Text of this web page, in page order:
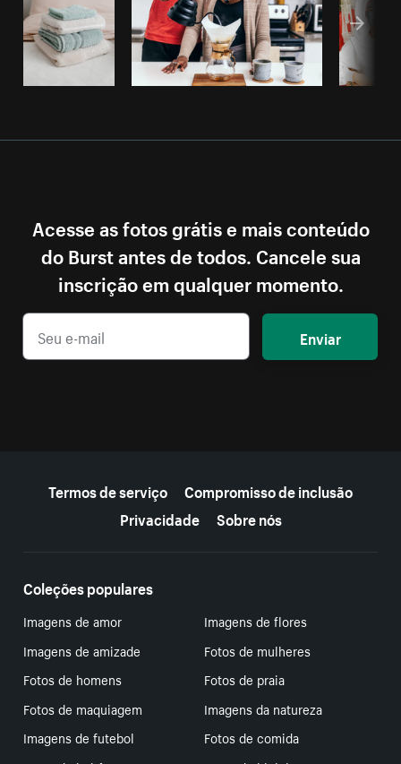
Acesse as fotos grátis e mais conteúdo
do Burst antes de todos. Cancele sua
inscrição em qualquer momento.
Enviar
Termos de serviço
Compromisso de inclusão
Privacidade
Sobre nós
Coleções populares
Imagens de amor
Imagens de flores
Imagens de amizade
Fotos de mulheres
Fotos de homens
Fotos de praia
Fotos de maquiagem
Imagens da natureza
Imagens de futebol
Fotos de comida